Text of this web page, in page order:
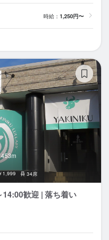
時給： 1,250円〜
453m
1,999 34席
歓迎 | 落ち着い